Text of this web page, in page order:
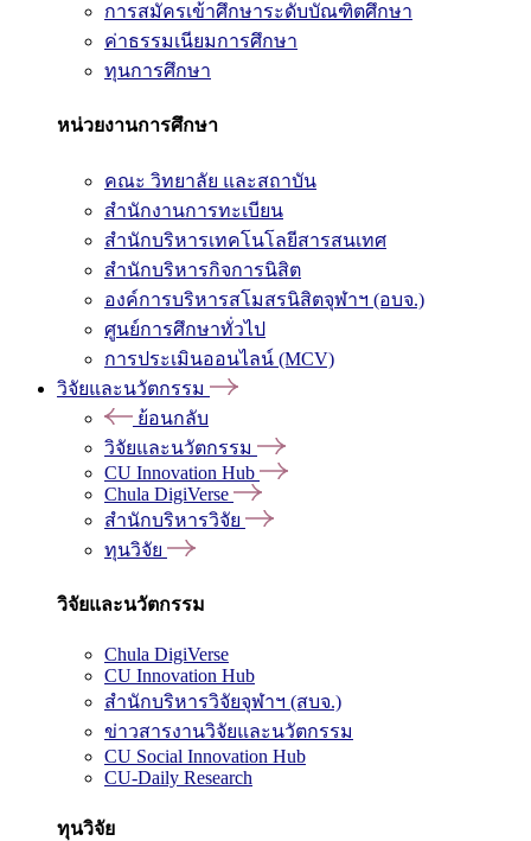
การสมัครเข้าศึกษาระดับบัณฑิตศึกษา
ค่าธรรมเนียมการศึกษา
ทุนการศึกษา
หน่วยงานการศึกษา
คณะ วิทยาลัย และสถาบัน
สำนักงานการทะเบียน
สำนักบริหารเทคโนโลยีสารสนเทศ
สำนักบริหารกิจการนิสิต
องค์การบริหารสโมสรนิสิตจุฬาฯ (อบจ.)
ศูนย์การศึกษาทั่วไป
การประเมินออนไลน์ (MCV)
วิจัยและนวัตกรรม
ย้อนกลับ
วิจัยและนวัตกรรม
CU Innovation Hub
Chula DigiVerse
สำนักบริหารวิจัย
ทุนวิจัย
วิจัยและนวัตกรรม
Chula DigiVerse
CU Innovation Hub
สำนักบริหารวิจัยจุฬาฯ (สบจ.)
ข่าวสารงานวิจัยและนวัตกรรม
CU Social Innovation Hub
CU-Daily Research
ทุนวิจัย